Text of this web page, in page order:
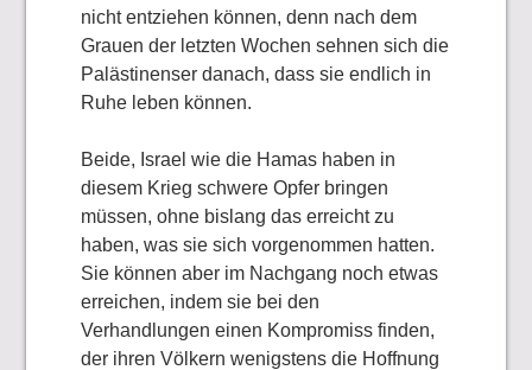
nicht entziehen können, denn nach dem
Grauen der letzten Wochen sehnen sich die
Palästinenser danach, dass sie endlich in
Ruhe leben können.
Beide, Israel wie die Hamas haben in
diesem Krieg schwere Opfer bringen
müssen, ohne bislang das erreicht zu
haben, was sie sich vorgenommen hatten.
Sie können aber im Nachgang noch etwas
erreichen, indem sie bei den
Verhandlungen einen Kompromiss finden,
der ihren Völkern wenigstens die Hoffnung